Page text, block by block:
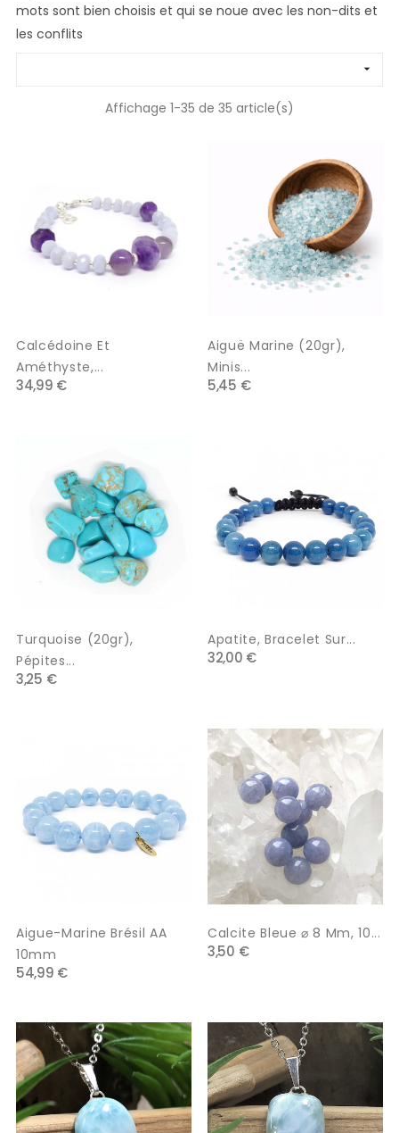
mots sont bien choisis et qui se noue avec les non-dits et
les conflits

Affichage 1-35 de 35 article(s)
Calcédoine Et
Améthyste,...
34,99 €
Aiguë Marine (20gr),
Minis...
5,45 €
Turquoise (20gr),
Pépites...
3,25 €
Apatite, Bracelet Sur...
32,00 €
Aigue-Marine Brésil AA
10mm
54,99 €
Calcite Bleue ⌀ 8 Mm, 10...
3,50 €